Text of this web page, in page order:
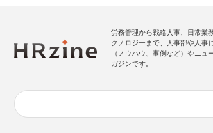
労務管理から戦略人事、日常業
クノロジーまで、人事部や人事
（ノウハウ、事例など）やニ
ガジンです。